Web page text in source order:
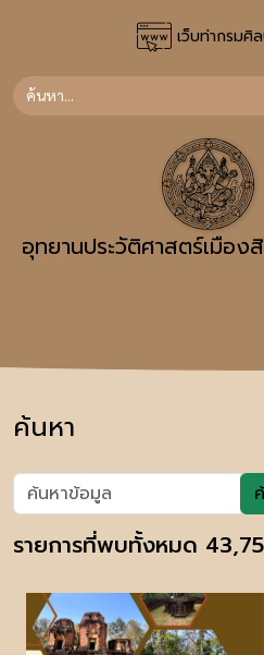
เว็บท่ากรมศิ
อุทยานประวัติศาสตร์เมือ
ค้นหา
รายการที่พบทั้งหมด